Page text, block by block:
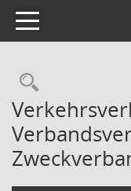
Toggle navigation